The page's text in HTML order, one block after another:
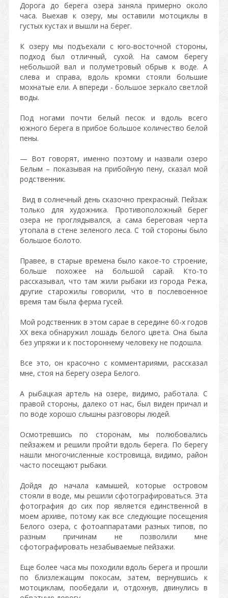
Дорога до берега озера заняла примерно около
часа. Выехав к озеру, мы оставили мотоциклы в
густых кустах и вышли на берег.
К озеру мы подъехали с юго-восточной стороны,
подход был отличный, сухой. На самом берегу
небольшой вал и полуметровый обрыв к воде. А
слева и справа, вдоль кромки стояли большие
мохнатые ели. А впереди - большое зеркало светлой
воды.
Под ногами почти белый песок и вдоль всего
южного берега в прибое большое количество белой
пены.
— Вот говорят, именно поэтому и назвали озеро
Белым – показывая на прибойную пену, сказал мой
родственник.
Вид в солнечный день сказочно прекрасный. Пейзаж
только для художника. Противоположный берег
озера не проглядывался, а сама береговая черта
утопала в стене зеленого леса. С той стороны было
большое болото.
Правее, в старые времена было какое-то строение,
больше похожее на большой сарай. Кто-то
рассказывал, что там жили рыбаки из города Режа,
другие старожилы говорили, что в послевоенное
время там была ферма гусей.
Мой родственник в этом сарае в середине 60-х годов
ХХ века обнаружил лошадь белого цвета. Она была
без упряжи и к постороннему человеку не подошла.
Все это, он красочно с комментариями, рассказал
мне, стоя на берегу озера Белого.
А рыбацкая артель на озере, видимо, работала. С
правой стороны, далеко от нас, был виден причал и
по воде хорошо слышны разговоры людей.
Осмотревшись по сторонам, мы полюбовались
пейзажем и решили пройти вдоль берега. По берегу
нашли многочисленные костровища, видимо, район
часто посещают рыбаки.
Дойдя до начала камышей, которые островом
стояли в воде, мы решили сфотографироваться. Эта
фотография до сих пор является единственной в
моем архиве, потому как все следующие посещения
Белого озера, с фотоаппаратами разных типов, по
разным причинам не позволили мне
сфотографировать незабываемые пейзажи.
Еще более часа мы походили вдоль берега и прошли
по близлежащим покосам, затем, вернувшись к
мотоциклам, пообедали и, отдохнув, двинулись в